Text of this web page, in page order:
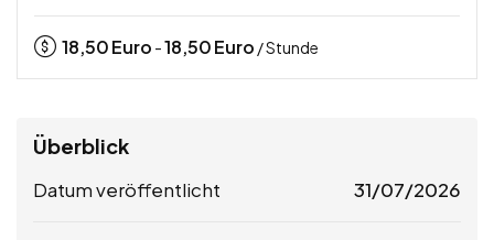
18,50Euro -18,50Euro / Stunde
Überblick
Datum veröffentlicht 31/07/2026